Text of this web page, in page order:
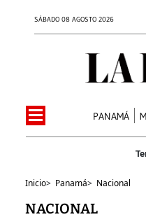
SÁBADO 08 AGOSTO 2026
PANAMÁ
Inicio> Panamá> Nacional
NACIONAL